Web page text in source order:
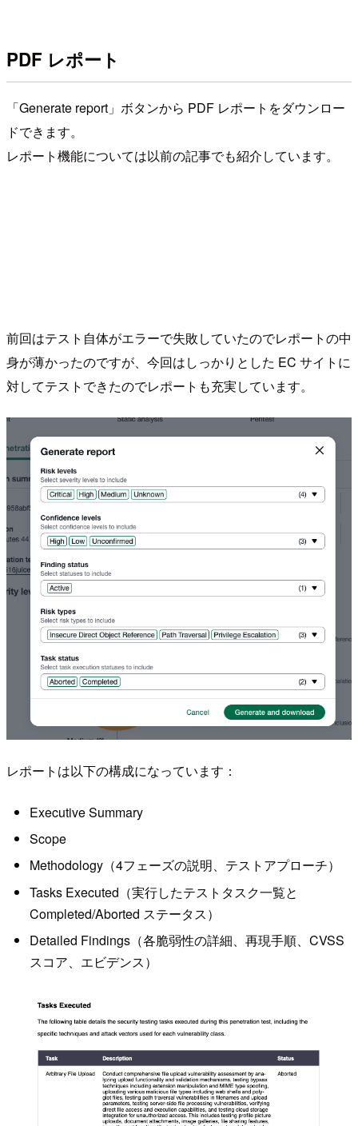
PDF レポート
「Generate report」ボタンから PDF レポートをダウンロー
ドできます。
レポート機能については以前の記事でも紹介しています。
前回はテスト自体がエラーで失敗していたのでレポートの中
身が薄かったのですが、今回はしっかりとした EC サイトに
対してテストできたのでレポートも充実しています。
レポートは以下の構成になっています：
Executive Summary
Scope
Methodology（4フェーズの説明、テストアプローチ）
Tasks Executed（実行したテストタスク一覧と
Completed/Aborted ステータス）
Detailed Findings（各脆弱性の詳細、再現手順、CVSS
スコア、エビデンス）